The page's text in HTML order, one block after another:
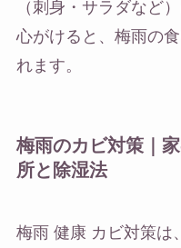
（刺身・サラダなど
心がけると、梅雨の
れます。
梅雨のカビ対策｜
所と除湿法
梅雨 健康 カビ対策は